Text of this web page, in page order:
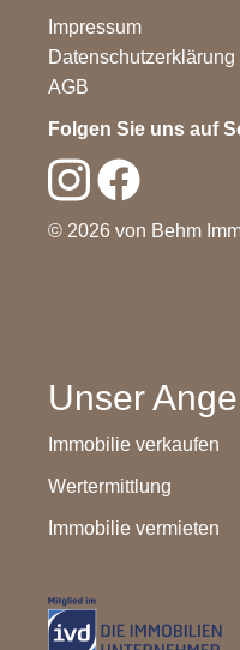
Impressum
Datenschutzerklärung
AGB
Folgen Sie uns auf
© 2026 von Behm
Unser
Immobilie verkaufen
Wertermittlung
Immobilie vermieten